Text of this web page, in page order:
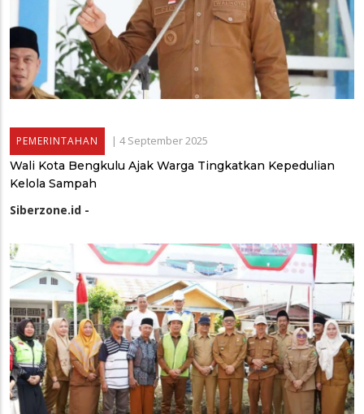
PEMERINTAHAN | 4 September 2025
Wali Kota Bengkulu Ajak Warga Tingkatkan Kepedulian
Kelola Sampah
Siberzone.id -